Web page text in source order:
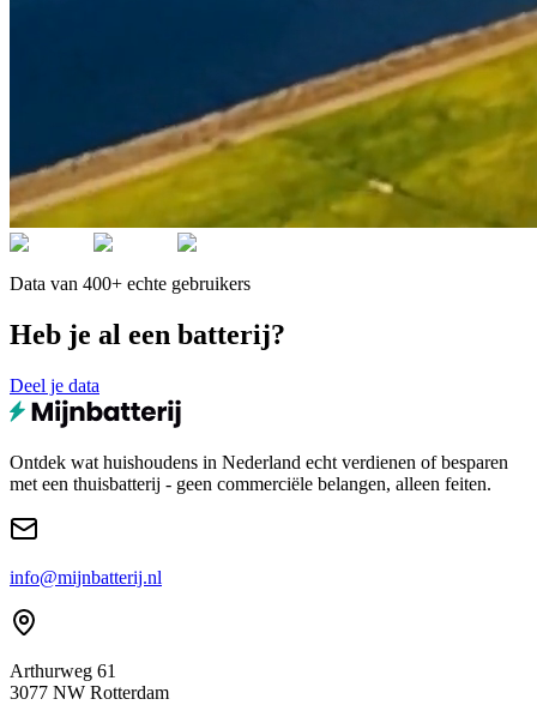
Data van 400+ echte gebruikers
Heb je al een batterij?
Deel je data
Ontdek wat huishoudens in Nederland echt verdienen of besparen
met een thuisbatterij - geen commerciële belangen, alleen feiten.
info@mijnbatterij.nl
Arthurweg 61
3077 NW Rotterdam